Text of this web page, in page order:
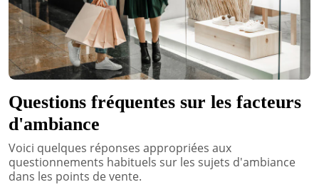
Questions fréquentes sur les facteurs
d'ambiance
Voici quelques réponses appropriées aux
questionnements habituels sur les sujets d'ambiance
dans les points de vente.